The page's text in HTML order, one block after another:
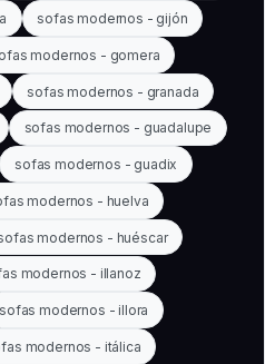
sofas modernos - gijón
modernos - gomera
sofas modernos - granada
sofas modernos - guadalupe
sofas modernos - guadix
modernos - huelva
modernos - huéscar
modernos - illanoz
sofas modernos - illora
modernos - itálica